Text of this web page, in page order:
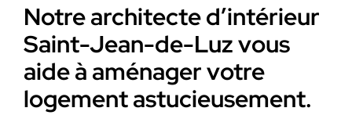
Notre architecte d’intérieur
Saint-Jean-de-Luz vous
aide à aménager votre
logement astucieusement.